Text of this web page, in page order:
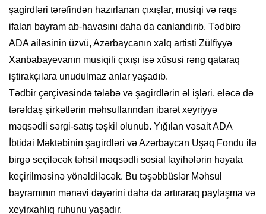
şagirdləri tərəfindən hazırlanan çıxışlar, musiqi və rəqs
ifaları bayram ab-havasını daha da canlandırıb. Tədbirə
ADA ailəsinin üzvü, Azərbaycanın xalq artisti Zülfiyyə
Xanbabayevanın musiqili çıxışı isə xüsusi rəng qataraq
iştirakçılara unudulmaz anlar yaşadıb.
Tədbir çərçivəsində tələbə və şagirdlərin əl işləri, eləcə də
tərəfdaş şirkətlərin məhsullarından ibarət xeyriyyə
məqsədli sərgi-satış təşkil olunub. Yığılan vəsait ADA
İbtidai Məktəbinin şagirdləri və Azərbaycan Uşaq Fondu ilə
birgə seçiləcək təhsil məqsədli sosial layihələrin həyata
keçirilməsinə yönəldiləcək. Bu təşəbbüslər Məhsul
bayramının mənəvi dəyərini daha da artıraraq paylaşma və
xeyirxahlıq ruhunu yaşadır.